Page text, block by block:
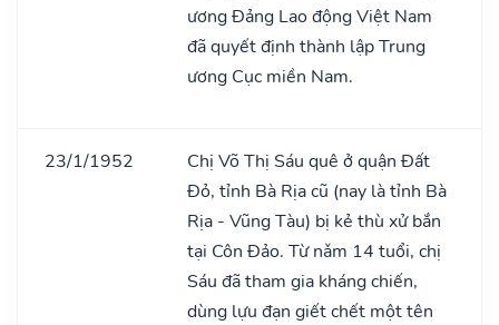
ương Đảng Lao động Việt Nam
đã quyết định thành lập Trung
ương Cục miền Nam.
23/1/1952
Chị Võ Thị Sáu quê ở quận Đất
Đỏ, tỉnh Bà Rịa cũ (nay là tỉnh Bà
Rịa - Vũng Tàu) bị kẻ thù xử bắn
tại Côn Đảo. Từ nǎm 14 tuổi, chị
Sáu đã tham gia kháng chiến,
dùng lựu đạn giết chết một tên